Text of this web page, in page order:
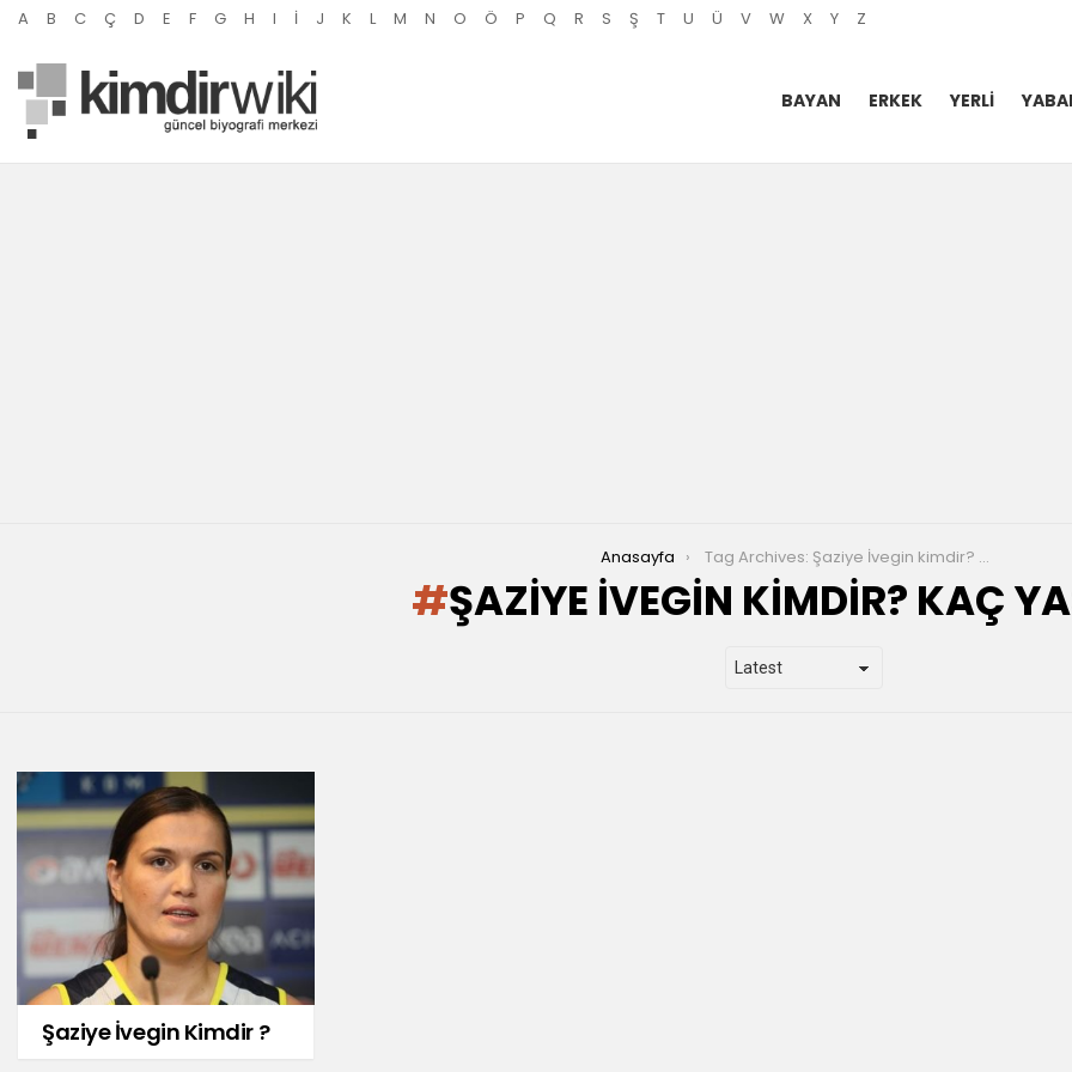
A B C Ç D E F G H I İ J K L M N O Ö P Q R S Ş T U Ü V W X Y Z
BAYAN ERKEK YERLI
Anasayfa Tag Archives: Şaziye İvegin kimdir? kaç yaşında
ŞAZIYE İVEGIN KIMDIR? KAÇ
STORIES
Şaziye İvegin Kimdir ?